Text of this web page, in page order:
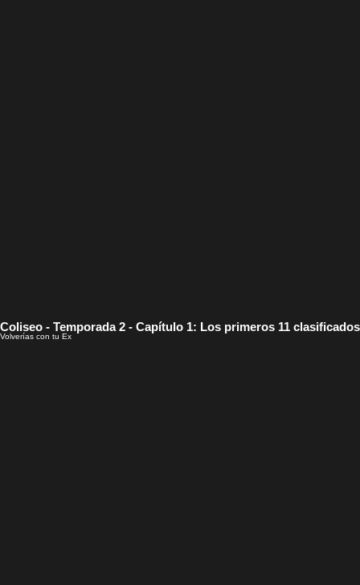
Coliseo - Temporada 2 - Capítulo 1: Los primeros 11 clasificados
Volverías con tu Ex